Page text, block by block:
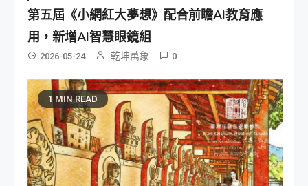
第五屆《小網紅大夢想》配合前瞻AI教育應
用，新增AI智慧眼鏡組
2026-05-24 乾坤萬象 0
1 MIN READ